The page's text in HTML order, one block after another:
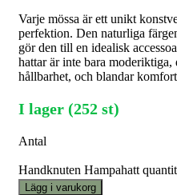
Varje mössa är ett unikt
perfektion. Den naturliga
gör den till en idealisk
hattar är inte bara
hållbarhet, och blandar
I lager (252 st)
Antal
Handknuten Hampahatt
Lägg i varukorg